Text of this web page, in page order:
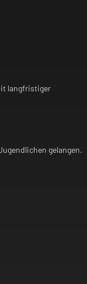
langfristiger
gelangen.